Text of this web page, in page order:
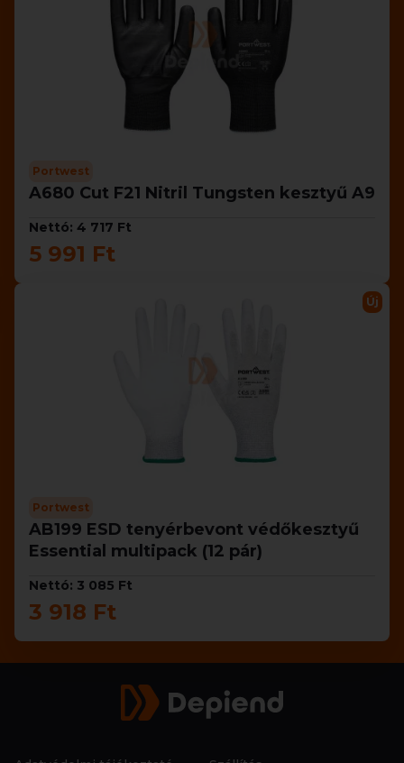
Portwest
A680 Cut F21 Nitril Tungsten kesztyű A9
Nettó: 4 717 Ft
5 991 Ft
Új
Portwest
AB199 ESD tenyérbevont védőkesztyű
Essential multipack (12 pár)
Nettó: 3 085 Ft
3 918 Ft